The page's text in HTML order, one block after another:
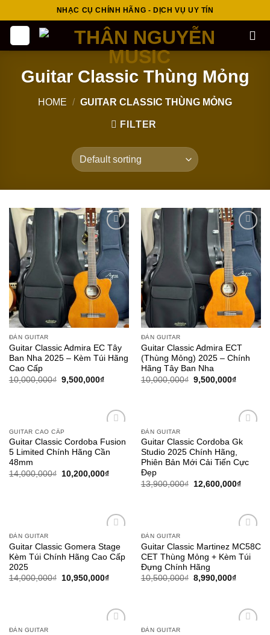
to
NHẠC CỤ CHÍNH HÃNG - DỊCH VỤ UY TÍN
Guitar Classic Thùng Mỏng
HOME / GUITAR CLASSIC THÙNG MỎNG
FILTER
Add to
wishlist
ĐÀN GUITAR
Guitar Classic Admira EC Tây
Ban Nha 2025 – Kèm Túi Hãng
Cao Cấp
10,000,000₫ 9,500,000₫
Add to
wishlist
ĐÀN GUITAR
Guitar Classic Admira ECT
(Thùng Mỏng) 2025 – Chính
Hãng Tây Ban Nha
10,000,000₫ 9,500,000₫
Add to
wishlist
GUITAR CAO CẤP
Guitar Classic Cordoba Fusion
5 Limited Chính Hãng Cần
48mm
14,000,000₫ 10,200,000₫
Add to
wishlist
ĐÀN GUITAR
Guitar Classic Cordoba Gk
Studio 2025 Chính Hãng,
Phiên Bản Mới Cải Tiến Cực
Đẹp
13,900,000₫ 12,600,000₫
wishlist
ĐÀN GUITAR
Guitar Classic Gomera Stage
Kèm Túi Chính Hãng Cao Cấp
2025
14,000,000₫ 10,950,000₫
wishlist
ĐÀN GUITAR
Guitar Classic Martinez MC58C
CET Thùng Mỏng + Kèm Túi
Đựng Chính Hãng
10,500,000₫ 8,990,000₫
ĐÀN GUITAR ĐÀN GUITAR